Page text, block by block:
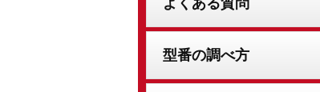
型番の調べ方